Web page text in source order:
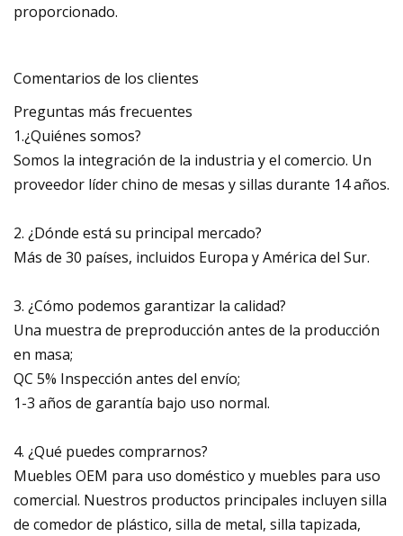
proporcionado.
Comentarios de los clientes
Preguntas más frecuentes
1.¿Quiénes somos?
Somos la integración de la industria y el comercio. Un
proveedor líder chino de mesas y sillas durante 14 años.
2. ¿Dónde está su principal mercado?
Más de 30 países, incluidos Europa y América del Sur.
3. ¿Cómo podemos garantizar la calidad?
Una muestra de preproducción antes de la producción
en masa;
QC 5% Inspección antes del envío;
1-3 años de garantía bajo uso normal.
4. ¿Qué puedes comprarnos?
Muebles OEM para uso doméstico y muebles para uso
comercial. Nuestros productos principales incluyen silla
de comedor de plástico, silla de metal, silla tapizada,